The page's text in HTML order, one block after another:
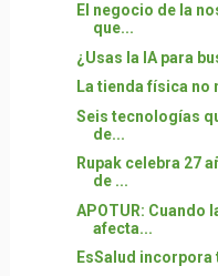
El negocio de la
que...
¿Usas la IA para
La tienda física no
Seis tecnologías
de...
Rupak celebra 27
de ...
APOTUR: Cuando
afecta...
EsSalud incorpora